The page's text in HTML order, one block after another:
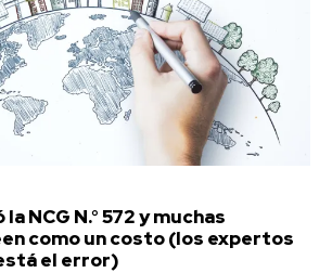
NCG N.° 572 y muchas
como un costo (los expertos
el error)